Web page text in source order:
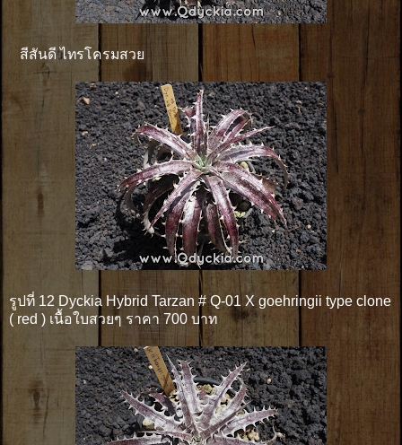
สีสันดี ไทรโครมสวย
รูปที่ 12 Dyckia Hybrid Tarzan # Q-01 X goehringii type clone
( red ) เนื้อใบสวยๆ ราคา 700 บาท